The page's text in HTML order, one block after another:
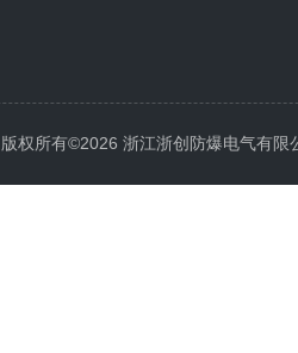
版权所有©2026 浙江浙创防爆电气有